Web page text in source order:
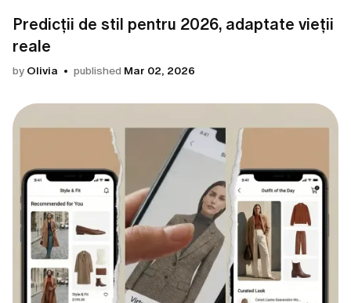
Predicții de stil pentru 2026, adaptate vieții
reale
by Olivia published Mar 02, 2026